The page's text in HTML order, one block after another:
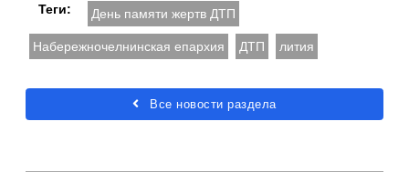
Теги: День памяти жертв ДТП
Набережночелнинская епархия ДТП лития
Все новости раздела